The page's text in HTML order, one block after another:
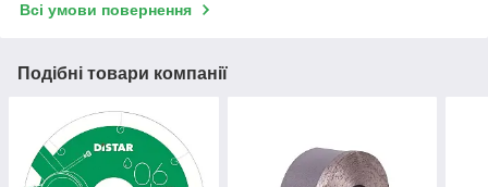
Всі умови повернення
Подібні товари компанії